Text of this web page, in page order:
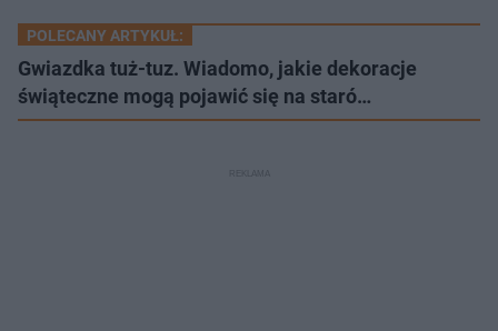
POLECANY ARTYKUŁ:
Gwiazdka tuż-tuz. Wiadomo, jakie dekoracje
świąteczne mogą pojawić się na staró…